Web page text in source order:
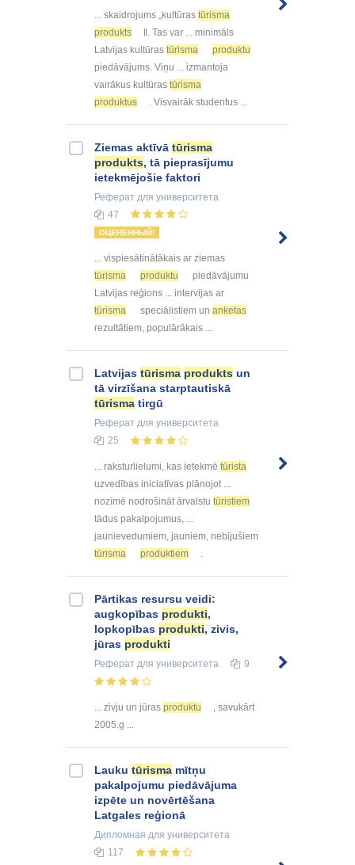
... skaidrojums „kultūras tūrisma
produkts
‖. Tas var ... minimāls
Latvijas kultūras tūrisma
produktu
piedāvājums. Viņu ... izmantoja
vairākus kultūras tūrisma
produktus
. Visvairāk studentus ...
Ziemas aktīvā tūrisma
produkts, tā pieprasījumu
ietekmējošie faktori
Реферат для университета
47
ОЦЕНЕННЫЙ!
... vispiesātinātākais ar ziemas
tūrisma
produktu
piedāvājumu
Latvijas reģions ... intervijas ar
tūrisma
speciālistiem un anketas
rezultātiem, populārākais ...
Latvijas tūrisma produkts un
tā virzīšana starptautiskā
tūrisma tirgū
Реферат для университета
25
... raksturlielumi, kas ietekmē tūrista
uzvedības iniciatīvas plānojot ...
nozīmē nodrošināt ārvalstu tūristiem
tādus pakalpojumus, ...
jaunievedumiem, jauniem, nebijušiem
tūrisma
produktiem .
Pārtikas resursu veidi:
augkopības produkti,
lopkopības produkti, zivis,
jūras produkti
Реферат для университета 9
... zivju un jūras produktu
, savukārt
2005.g ...
Lauku tūrisma mītņu
pakalpojumu piedāvājuma
izpēte un novērtēšana
Latgales reģionā
Дипломная для университета
117